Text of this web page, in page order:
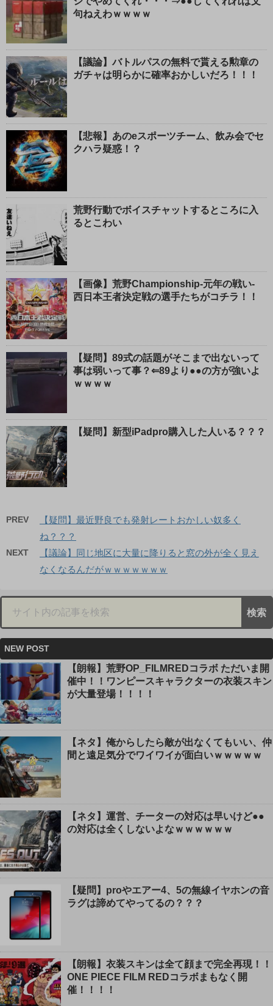
句ねえわｗｗｗｗ
【議論】バトルパスの無料で貰える勲章の
ガチャは明らかに確率おかしいだろ！！！
【悲報】あのeスポーツチーム、飲み会でセ
クハラ疑惑！？
荒野行動でボイスチャットするところに入
るとこわい
【画像】荒野Championship-元年の戦い-
西日本王者決定戦の選手たちがコチラ！！
【疑問】89式の話題がそこまで出ないって
事は弱いって事？⇐89より●●の方が強いよ
ｗｗｗｗ
【疑問】新型iPadpro購入した人いる？？？
PREV
【疑問】最近野良でも発射レートおかしい奴多く
ね？？？
NEXT
【議論】同じ地区に大量に降りると窓の外が全く見え
なくなるんだがｗｗｗｗｗｗｗ
NEW POST
【朗報】荒野OP_FILMREDコラボ ただいま開
催中！！ワンピースキャラクターの衣装スキン
が大量登場！！！！
【ネタ】俺からしたら敵が出なくてもいい、仲
間と遠足気分でワイワイが面白いｗｗｗｗｗ
【ネタ】運営、チーターの対応は早いけど●●
の対応は全くしないよなｗｗｗｗｗｗ
【疑問】proやエアー4、5の無線イヤホンの音
ラグは諦めてやってるの？？？
【朗報】衣装スキンは全て顔まで完全再現！！
ONE PIECE FILM REDコラボまもなく開
催！！！！